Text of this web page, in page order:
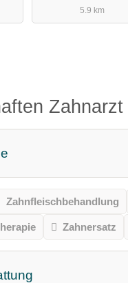
5.9 km
Zahnfleischbehandlung
Zahnersatz